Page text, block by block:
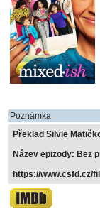
Poznámka
Překlad Silvie
Název epizody: Bez
https://www.csfd.cz/